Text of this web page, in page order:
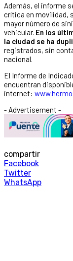
Además, el informe
crítica en movilidad,
mayor número de
vehicular. En los
la ciudad se ha
registrados, sin
nacional.
El Informe de
encuentran
internet:
- Advertisement -
compartir
Facebook
Twitter
WhatsApp